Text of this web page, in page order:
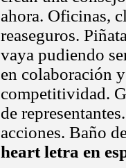
ahora. Oficinas,
reaseguros.
vaya pudiendo
en colaboración
competitividad.
de
acciones. Baño
heart letra en